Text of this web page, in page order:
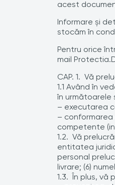
acest
Informare și
stocăm în
Pentru orice
mail
CAP. 1. Vă
1.1 Având în
în următoarele
– executarea
– conformarea
competente
1.2. Vă
entitatea
personal
livrare; (6)
1.3. În plus, vă